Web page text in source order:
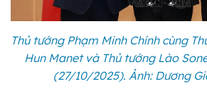
Thủ tướng Phạm Minh Chính cùng
Hun Manet và Thủ tướng Lào
(27/10/2025). Ảnh: Dương